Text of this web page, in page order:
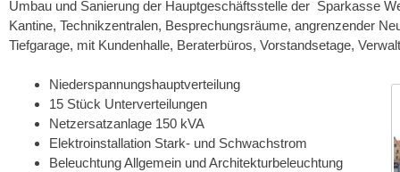
Umbau und Sanierung der Hauptgeschäftsstelle der Sparkasse
Kantine, Technikzentralen, Besprechungsräume, angrenzender
Tiefgarage, mit Kundenhalle, Beraterbüros, Vorstandsetage,
Niederspannungshauptverteilung
15 Stück Unterverteilungen
Netzersatzanlage 150 kVA
Elektroinstallation Stark- und Schwachstrom
Beleuchtung Allgemein und Architekturbeleuchtung